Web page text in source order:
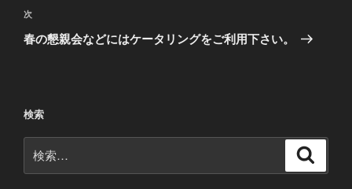
ビ
ゲ
ン
稿
次
の
次
春の懇親会などにはケータリングをご利用下さい。
検索
索: